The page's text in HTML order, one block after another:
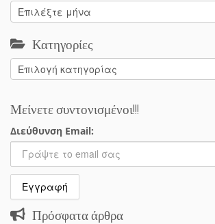
Αρχείο
Κατηγορίες
Κατηγορίες
Μείνετε συντονισμένοι!!!
Διεύθυνση Email:
Πρόσφατα άρθρα